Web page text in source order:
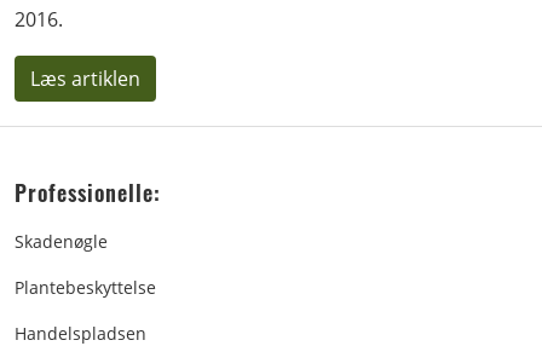
2016.
Læs artiklen
Professionelle:
Skadenøgle
Plantebeskyttelse
Handelspladsen